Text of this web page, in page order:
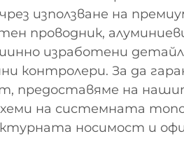
използване на
проводник,
изработени
контролери. За да
предоставяме на
на системната
носимост и